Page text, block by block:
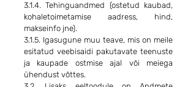
3.1.4. Tehinguandmed (ostetud kaubad,
kohaletoimetamise aadress, hind,
makseinfo jne).
3.1.5. Igasugune muu teave, mis on meile
esitatud veebisaidi pakutavate teenuste
ja kaupade ostmise ajal või meiega
ühendust võttes.